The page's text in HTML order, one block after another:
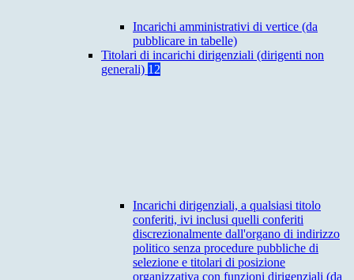
Incarichi amministrativi di vertice (da
pubblicare in tabelle)
Titolari di incarichi dirigenziali (dirigenti non
generali) 12
Incarichi dirigenziali, a qualsiasi titolo
conferiti, ivi inclusi quelli conferiti
discrezionalmente dall'organo di indirizzo
politico senza procedure pubbliche di
selezione e titolari di posizione
organizzativa con funzioni dirigenziali (da